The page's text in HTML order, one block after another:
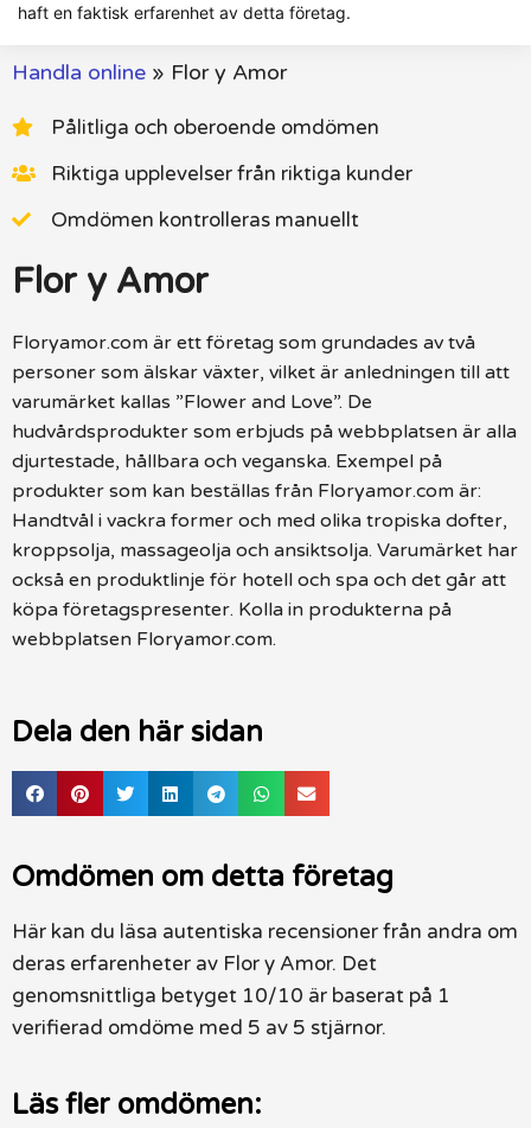
haft en faktisk erfarenhet av detta företag.
Handla online » Flor y Amor
Pålitliga och oberoende omdömen
Riktiga upplevelser från riktiga kunder
Omdömen kontrolleras manuellt
Flor y Amor
Floryamor.com är ett företag som grundades av två
personer som älskar växter, vilket är anledningen till att
varumärket kallas ”Flower and Love”. De
hudvårdsprodukter som erbjuds på webbplatsen är alla
djurtestade, hållbara och veganska. Exempel på
produkter som kan beställas från Floryamor.com är:
Handtvål i vackra former och med olika tropiska dofter,
kroppsolja, massageolja och ansiktsolja. Varumärket har
också en produktlinje för hotell och spa och det går att
köpa företagspresenter. Kolla in produkterna på
webbplatsen Floryamor.com.
Dela den här sidan
Omdömen om detta företag
Här kan du läsa autentiska recensioner från andra om
deras erfarenheter av Flor y Amor. Det
genomsnittliga betyget 10/10 är baserat på 1
verifierad omdöme med 5 av 5 stjärnor.
Läs fler omdömen: